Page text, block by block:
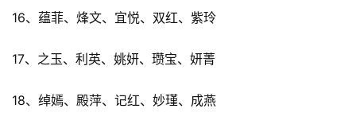
16、蕴菲、烽文、宜悦、双红、紫玲
17、之玉、利英、姚妍、瓒宝、妍菁
18、绰嫣、殿萍、记红、妙瑾、成燕